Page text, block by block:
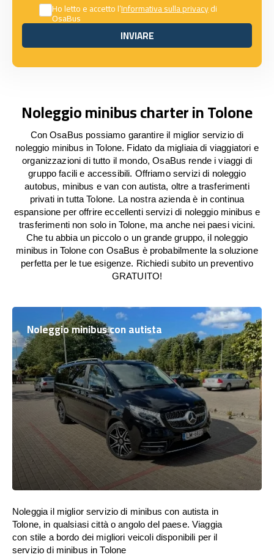
Ho letto e accetto l’Informativa sulla privacydi
OsaBus
INVIARE
INVIARE
Noleggio minibus charter in Tolone
Con OsaBus possiamo garantire il miglior servizio di
noleggio minibus in Tolone. Fidato da migliaia di viaggiatori e
organizzazioni di tutto il mondo, OsaBus rende i viaggi di
gruppo facili e accessibili. Offriamo servizi di noleggio
autobus, minibus e van con autista, oltre a trasferimenti
privati in tutta Tolone. La nostra azienda è in continua
espansione per offrire eccellenti servizi di noleggio minibus e
trasferimenti non solo in Tolone, ma anche nei paesi vicini.
Che tu abbia un piccolo o un grande gruppo, il noleggio
minibus in Tolone con OsaBus è probabilmente la soluzione
perfetta per le tue esigenze. Richiedi subito un preventivo
GRATUITO!
Noleggio minibus con autista
Noleggia il miglior servizio di minibus con autista in
Tolone, in qualsiasi città o angolo del paese. Viaggia
con stile a bordo dei migliori veicoli disponibili per il
servizio di minibus in Tolone